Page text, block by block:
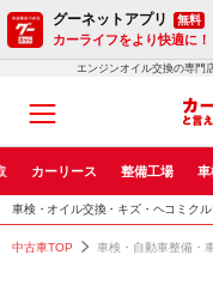
グーネットアプリ 無料
カーライフをより快適に！
エンジンオイル交換の専
カーリース 整備工場 車
車検・オイル交換・キズ・ヘコミク
中古車TOP 車検・自動車整備・